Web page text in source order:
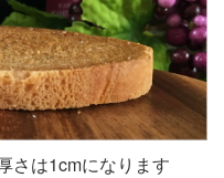
さは1cmになります